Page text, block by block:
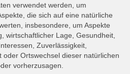
verwendet werden, um
die sich auf eine natürliche
insbesondere, um Aspekte
wirtschaftlicher Lage, Gesundheit,
Zuverlässigkeit,
oder Ortswechsel dieser natürlichen
vorherzusagen.